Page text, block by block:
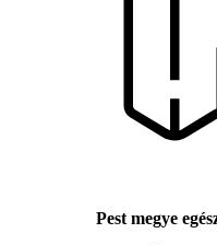
Pest megye